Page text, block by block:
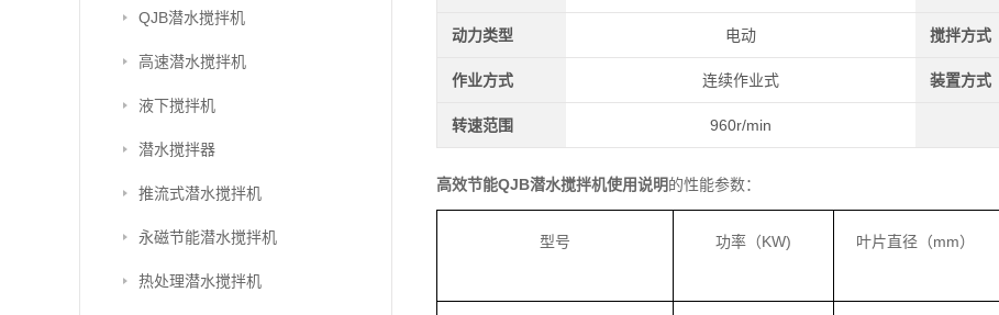
QJB潜水搅拌机
高速潜水搅拌机
液下搅拌机
潜水搅拌器
推流式潜水搅拌机
永磁节能潜水搅拌机
热处理潜水搅拌机
动力类型 电动 搅拌方式
作业方式 连续作业式 装置方式
转速范围 960r/min
高效节能QJB潜水搅拌机使用说明的性能参数：
型号 功率（KW) 叶片直径（mm）